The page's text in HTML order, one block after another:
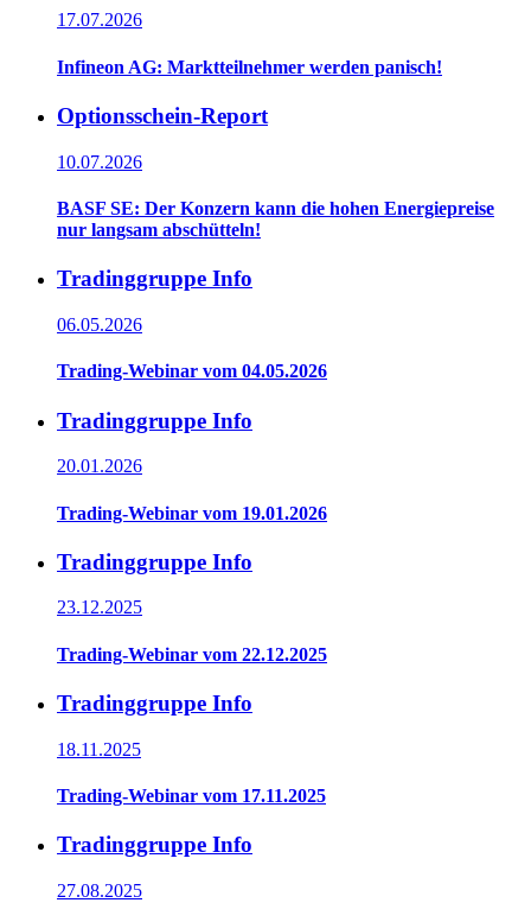
17.07.2026
Infineon AG: Marktteilnehmer werden panisch!
Optionsschein-Report
10.07.2026
BASF SE: Der Konzern kann die hohen Energiepreise
nur langsam abschütteln!
Tradinggruppe Info
06.05.2026
Trading-Webinar vom 04.05.2026
Tradinggruppe Info
20.01.2026
Trading-Webinar vom 19.01.2026
Tradinggruppe Info
23.12.2025
Trading-Webinar vom 22.12.2025
Tradinggruppe Info
18.11.2025
Trading-Webinar vom 17.11.2025
Tradinggruppe Info
27.08.2025